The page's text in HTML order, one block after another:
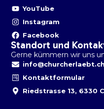
YouTube
Instagram
Facebook
Standort und
Gerne kümmern wir uns
info@churcherlaebt.ch
Kontaktformular
Riedstrasse 13, 6330